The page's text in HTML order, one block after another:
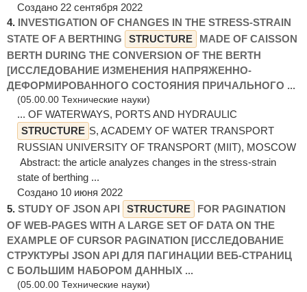
Создано 22 сентября 2022
4. INVESTIGATION OF CHANGES IN THE STRESS-STRAIN
STATE OF A BERTHING
STRUCTURE
MADE OF CAISSON
BERTH DURING THE CONVERSION OF THE BERTH
[ИССЛЕДОВАНИЕ ИЗМЕНЕНИЯ НАПРЯЖЕННО-
ДЕФОРМИРОВАННОГО СОСТОЯНИЯ ПРИЧАЛЬНОГО ...
(05.00.00 Технические науки)
... OF WATERWAYS, PORTS AND HYDRAULIC
STRUCTURE S, ACADEMY OF WATER TRANSPORT
RUSSIAN UNIVERSITY OF TRANSPORT (MIIT), MOSCOW
Abstract: the article analyzes changes in the stress-strain
state of berthing ...
Создано 10 июня 2022
5. STUDY OF JSON API STRUCTURE
FOR PAGINATION
OF WEB-PAGES WITH A LARGE SET OF DATA ON THE
EXAMPLE OF CURSOR PAGINATION [ИССЛЕДОВАНИЕ
СТРУКТУРЫ JSON API ДЛЯ ПАГИНАЦИИ ВЕБ-СТРАНИЦ
С БОЛЬШИМ НАБОРОМ ДАННЫХ ...
(05.00.00 Технические науки)